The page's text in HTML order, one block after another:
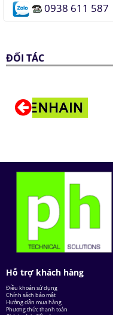
0938 611 587
ĐỐI TÁC
Hỗ trợ khách hàng
Điều khoản sử dụng
Chính sách bảo mật
Hướng dẫn mua hàng
Phương thức thanh toán